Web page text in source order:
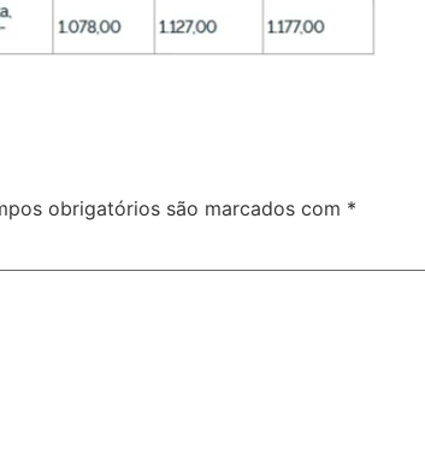
obrigatórios são marcados com *